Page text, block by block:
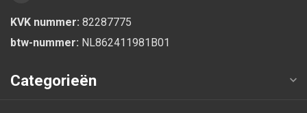
KVK nummer: 82287775
btw-nummer: NL862411981B01
Categorieën